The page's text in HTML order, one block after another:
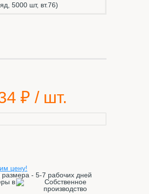
5000 шт, вт.76)
₽ / шт.
цену!
размера - 5-7 рабочих дней